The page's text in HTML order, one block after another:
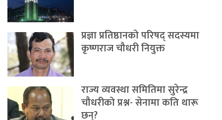
प्रज्ञा प्रतिष्ठानको परिषद् सदस्यमा
कृष्णराज चौधरी नियुक्त
राज्य व्यवस्था समितिमा सुरेन्द्र
चौधरीको प्रश्न- सेनामा कति थारू
छन्?